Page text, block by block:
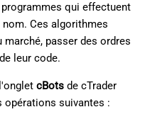
Melayu
ไทย
한국어
qui effectuent
Ces algorithmes
passer des ordres
leur code.
cBots de cTrader
opérations suivantes :